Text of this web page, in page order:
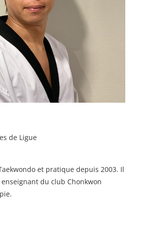
de Ligue
et pratique depuis 2003. Il
du club Chonkwon